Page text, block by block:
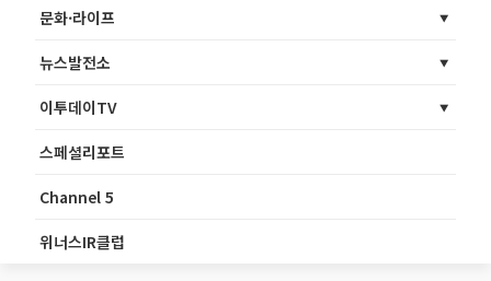
문화·라이프
뉴스발전소
이투데이TV
스페셜리포트
Channel 5
위너스IR클럽